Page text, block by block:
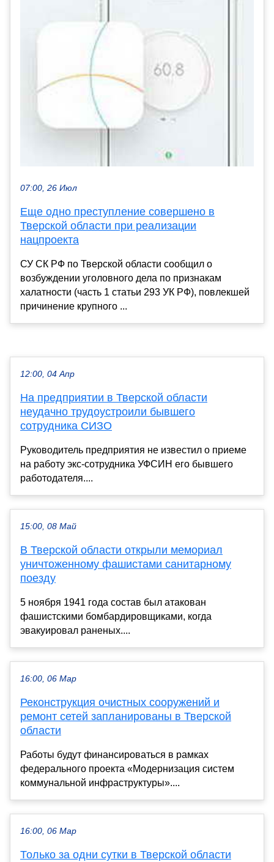
07:00, 26 Июл
Еще одно преступление совершено в
Тверской области при реализации
нацпроекта
СУ СК РФ по Тверской области сообщил о
возбуждении уголовного дела по признакам
халатности (часть 1 статьи 293 УК РФ), повлекшей
причинение крупного ...
12:00, 04 Апр
На предприятии в Тверской области
неудачно трудоустроили бывшего
сотрудника СИЗО
Руководитель предприятия не известил о приеме
на работу экс-сотрудника УФСИН его бывшего
работодателя....
15:00, 08 Май
В Тверской области открыли мемориал
уничтоженному фашистами санитарному
поезду
5 ноября 1941 года состав был атакован
фашистскими бомбардировщиками, когда
эвакуировал раненых....
16:00, 06 Мар
Реконструкция очистных сооружений и
ремонт сетей запланированы в Тверской
области
Работы будут финансироваться в рамках
федерального проекта «Модернизация систем
коммунальной инфраструктуры»....
16:00, 06 Мар
Только за одни сутки в Тверской области